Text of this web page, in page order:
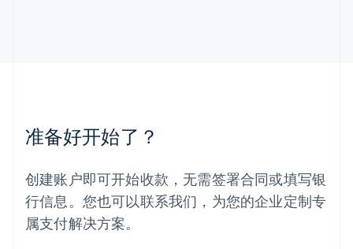
准备好开始了？
创建账户即可开始收款，无需签署合同或填写银
行信息。您也可以联系我们，为您的企业定制专
属支付解决方案。
挪威
葡萄牙
Português English
日本
日本語English
瑞典